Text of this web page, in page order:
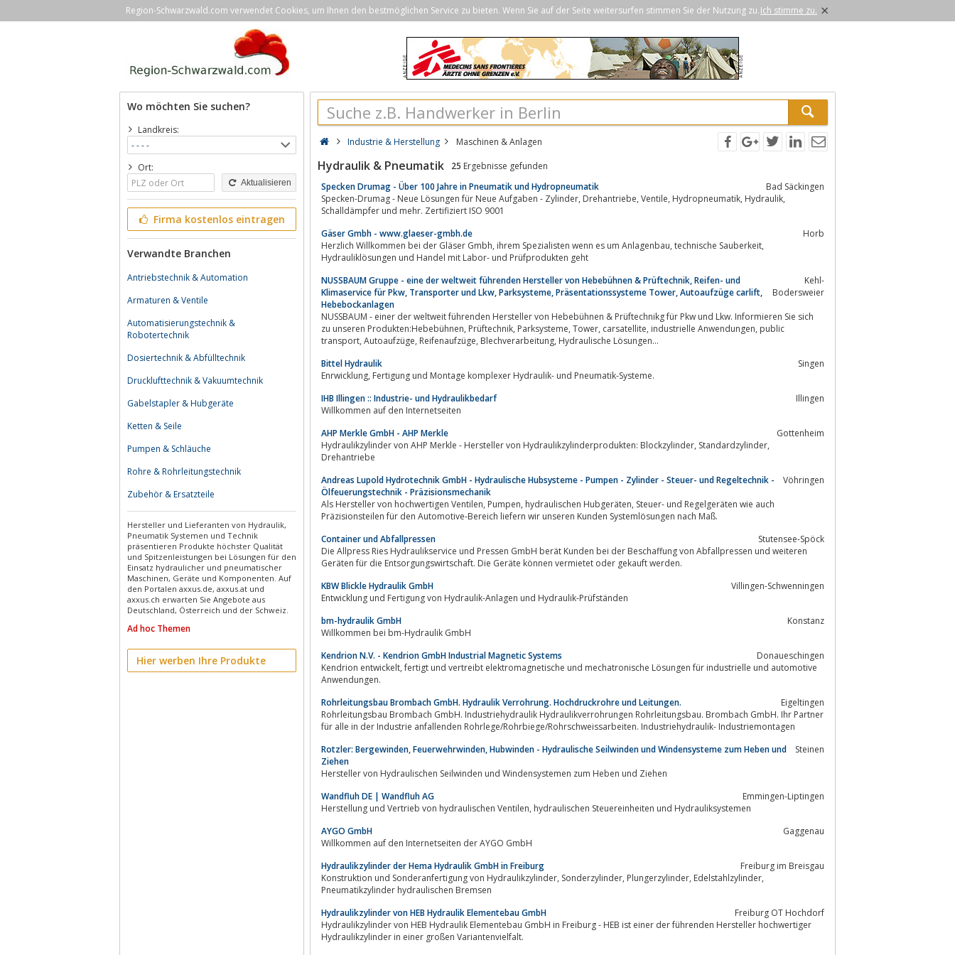
Region-Schwarzwald.com verwendet Cookies, um Ihnen den bestmöglichen Service zu bieten. Wenn Sie auf der Seite weitersurfen stimmen Sie der Nutzung zu.Ich stimme zu. ×
Wo möchten Sie suchen?
Landkreis:
Ort:
Aktualisieren
Firma kostenlos eintragen
Verwandte Branchen
Antriebstechnik & Automation
Armaturen & Ventile
Automatisierungstechnik &
Robotertechnik
Dosiertechnik & Abfülltechnik
Drucklufttechnik & Vakuumtechnik
Gabelstapler & Hubgeräte
Ketten & Seile
Pumpen & Schläuche
Rohre & Rohrleitungstechnik
Zubehör & Ersatzteile
Hersteller und Lieferanten von Hydraulik,
Pneumatik Systemen und Technik
präsentieren Produkte höchster Qualität
und Spitzenleistungen bei Lösungen für den
Einsatz hydraulicher und pneumatischer
Maschinen, Geräte und Komponenten. Auf
den Portalen axxus.de, axxus.at und
axxus.ch erwarten Sie Angebote aus
Deutschland, Österreich und der Schweiz.
Ad hoc Themen
Hier werben Ihre Produkte
Industrie & Herstellung Maschinen & Anlagen
Hydraulik & Pneumatik 25 Ergebnisse gefunden
Specken Drumag - Über 100 Jahre in Pneumatik und Hydropneumatik
Bad Säckingen
Specken-Drumag - Neue Lösungen für Neue Aufgaben - Zylinder, Drehantriebe, Ventile, Hydropneumatik, Hydraulik,
Schalldämpfer und mehr. Zertifiziert ISO 9001
Gäser Gmbh - www.glaeser-gmbh.de
Horb
Herzlich Willkommen bei der Gläser Gmbh, ihrem Spezialisten wenn es um Anlagenbau, technische Sauberkeit,
Hydrauliklösungen und Handel mit Labor- und Prüfprodukten geht
NUSSBAUM Gruppe - eine der weltweit führenden Hersteller von Hebebühnen & Prüftechnik, Reifen- und
Klimaservice für Pkw, Transporter und Lkw, Parksysteme, Präsentationssysteme Tower, Autoaufzüge carlift,
Hebebockanlagen
Kehl-
Bodersweier
NUSSBAUM - einer der weltweit führenden Hersteller von Hebebühnen & Prüftechnikg für Pkw und Lkw. Informieren Sie sich
zu unseren Produkten:Hebebühnen, Prüftechnik, Parksysteme, Tower, carsatellite, industrielle Anwendungen, public
transport, Autoaufzüge, Reifenaufzüge, Blechverarbeitung, Hydraulische Lösungen...
Bittel Hydraulik
Singen
Enrwicklung, Fertigung und Montage komplexer Hydraulik- und Pneumatik-Systeme.
IHB Illingen :: Industrie- und Hydraulikbedarf
Illingen
Willkommen auf den Internetseiten
AHP Merkle GmbH - AHP Merkle
Gottenheim
Hydraulikzylinder von AHP Merkle - Hersteller von Hydraulikzylinderprodukten: Blockzylinder, Standardzylinder,
Drehantriebe
Andreas Lupold Hydrotechnik GmbH - Hydraulische Hubsysteme - Pumpen - Zylinder - Steuer- und Regeltechnik -
Ölfeuerungstechnik - Präzisionsmechanik
Vöhringen
Als Hersteller von hochwertigen Ventilen, Pumpen, hydraulischen Hubgeräten, Steuer- und Regelgeräten wie auch
Präzisionsteilen für den Automotive-Bereich liefern wir unseren Kunden Systemlösungen nach Maß.
Container und Abfallpressen
Stutensee-Spöck
Die Allpress Ries Hydraulikservice und Pressen GmbH berät Kunden bei der Beschaffung von Abfallpressen und weiteren
Geräten für die Entsorgungswirtschaft. Die Geräte können vermietet oder gekauft werden.
KBW Blickle Hydraulik GmbH
Villingen-Schwenningen
Entwicklung und Fertigung von Hydraulik-Anlagen und Hydraulik-Prüfständen
bm-hydraulik GmbH
Konstanz
Willkommen bei bm-Hydraulik GmbH
Kendrion N.V. - Kendrion GmbH Industrial Magnetic Systems
Donaueschingen
Kendrion entwickelt, fertigt und vertreibt elektromagnetische und mechatronische Lösungen für industrielle und automotive
Anwendungen.
Rohrleitungsbau Brombach GmbH. Hydraulik Verrohrung. Hochdruckrohre und Leitungen.
Eigeltingen
Rohrleitungsbau Brombach GmbH. Industriehydraulik Hydraulikverrohrungen Rohrleitungsbau. Brombach GmbH. Ihr Partner
für alle in der Industrie anfallenden Rohrlege/Rohrbiege/Rohrschweissarbeiten. Industriehydraulik- Industriemontagen
Rotzler: Bergewinden, Feuerwehrwinden, Hubwinden - Hydraulische Seilwinden und Windensysteme zum Heben und
Ziehen
Steinen
Hersteller von Hydraulischen Seilwinden und Windensystemen zum Heben und Ziehen
Wandfluh DE | Wandfluh AG
Emmingen-Liptingen
Herstellung und Vertrieb von hydraulischen Ventilen, hydraulischen Steuereinheiten und Hydrauliksystemen
AYGO GmbH
Gaggenau
Willkommen auf den Internetseiten der AYGO GmbH
Hydraulikzylinder der Hema Hydraulik GmbH in Freiburg
Freiburg im Breisgau
Konstruktion und Sonderanfertigung von Hydraulikzylinder, Sonderzylinder, Plungerzylinder, Edelstahlzylinder,
Pneumatikzylinder hydraulischen Bremsen
Hydraulikzylinder von HEB Hydraulik Elementebau GmbH
Freiburg OT Hochdorf
Hydraulikzylinder von HEB Hydraulik Elementebau GmbH in Freiburg - HEB ist einer der führenden Hersteller hochwertiger
Hydraulikzylinder in einer großen Variantenvielfalt.